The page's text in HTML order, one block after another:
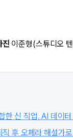
진 이준형(스튜디오
한 신 직업, AI 데이터
후 오페라 해설가로